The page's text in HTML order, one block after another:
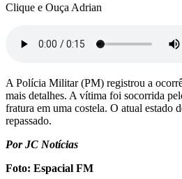
Clique e Ouça Adrian
A Polícia Militar (PM) registrou a
mais detalhes. A vítima foi socorrida
fratura em uma costela. O atual estado
repassado.
Por JC Notícias
Foto: Espacial FM